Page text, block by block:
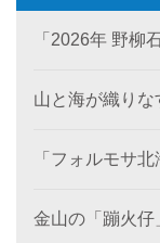
「2026年 野柳
山と海が織り
「フォルモサ
もに2026年ア
金山の「蹦火仔